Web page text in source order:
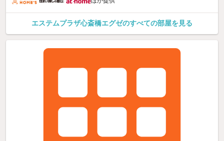
エステムプラザ心斎橋エグゼのすべての部屋を見る